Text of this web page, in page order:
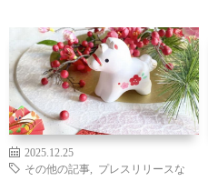
2025.12.25
その他の記事
プレスリリースな